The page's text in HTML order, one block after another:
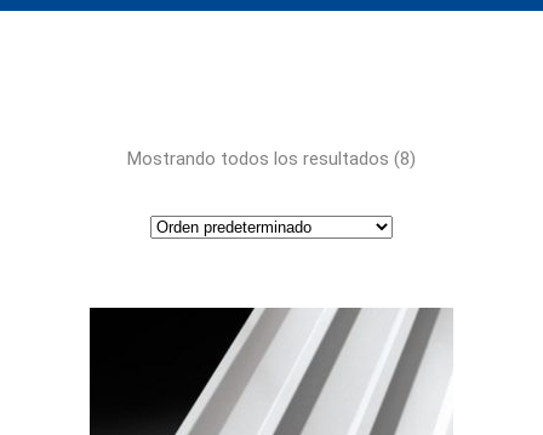
Mostrando todos los resultados (8)